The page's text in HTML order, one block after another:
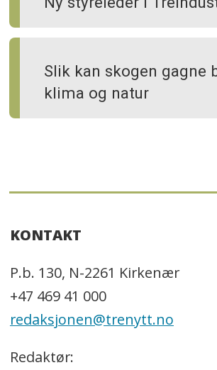
Slik kan skogen gagne
klima og natur
KONTAKT
P.b. 130, N-2261 Kirkenær
+47 469 41 000
redaksjonen@trenytt.no
Redaktør: